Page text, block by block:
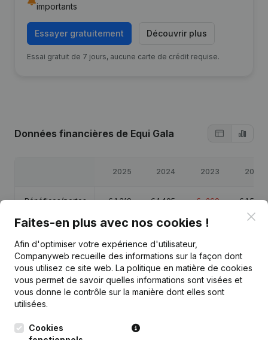
importants
Essayer gratuitement Découvrir plus
Essai gratuit de 7 jours, aucune carte de crédit requise.
Données financières de Equi Gala
2025 2024 2023 2022
Bénéfices/pertes €1 319 €1 405 €-260 €1 568
Capitaux propres
Marge brute €2 329 €2 668 €467 €
Publications de Equi Gala
Faites-en plus avec nos cookies !
Afin d'optimiser votre expérience d'utilisateur,
Companyweb recueille des informations sur la façon dont
vous utilisez ce site web. La politique en matière de cookies
vous permet de savoir quelles informations sont visées et
vous donne le contrôle sur la manière dont elles sont
utilisées.
Cookies